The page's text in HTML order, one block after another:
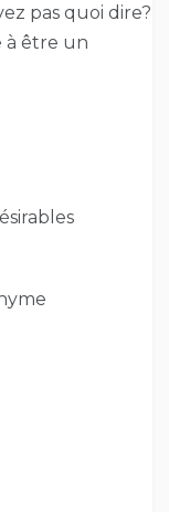
pas quoi dire?
à être un